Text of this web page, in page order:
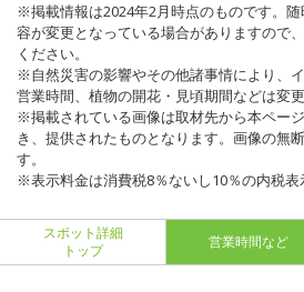
※掲載情報は2024年2月時点のものです。
容が変更となっている場合がありますので
ください。
※自然災害の影響やその他諸事情により、
営業時間、植物の開花・見頃期間などは変
※掲載されている画像は取材先から本ペー
き、提供されたものとなります。画像の無
す。
※表示料金は消費税8％ないし10％の内税表
スポット詳細
トップ
営業時間など